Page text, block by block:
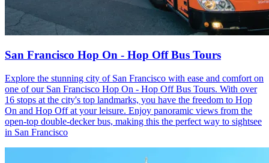
San Francisco Hop On - Hop Off Bus Tours
Explore the stunning city of San Francisco with ease and comfort on
one of our San Francisco Hop On - Hop Off Bus Tours. With over
16 stops at the city's top landmarks, you have the freedom to Hop
On and Hop Off at your leisure. Enjoy panoramic views from the
open-top double-decker bus, making this the perfect way to sightsee
in San Francisco